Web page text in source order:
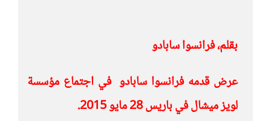
بقلم، فرانسوا سابادو
عرض قدمه فرانسوا سابادو في اجتماع مؤسسة
لويز ميشال في باريس 28 مايو 2015.